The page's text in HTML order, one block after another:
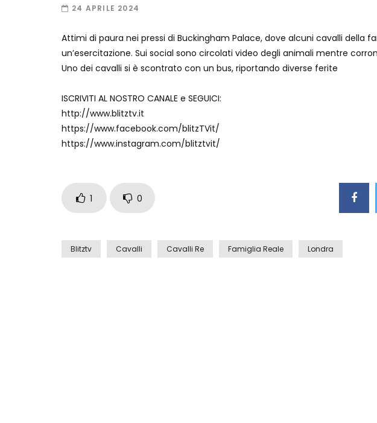
24 APRILE 2024
Attimi di paura nei pressi di Buckingham Palace, dove alcuni cavalli della
un’esercitazione. Sui social sono circolati video degli animali mentre
Uno dei cavalli si è scontrato con un bus, riportando diverse ferite
ISCRIVITI AL NOSTRO CANALE e SEGUICI:
http://www.blitztv.it
https://www.facebook.com/blitzTVit/
https://www.instagram.com/blitztvit/
1 0
Blitztv Cavalli Cavalli Re Famiglia Reale Londra